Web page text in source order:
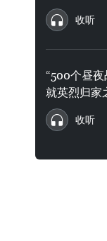
收听
“500个昼夜
就英烈归家
收听